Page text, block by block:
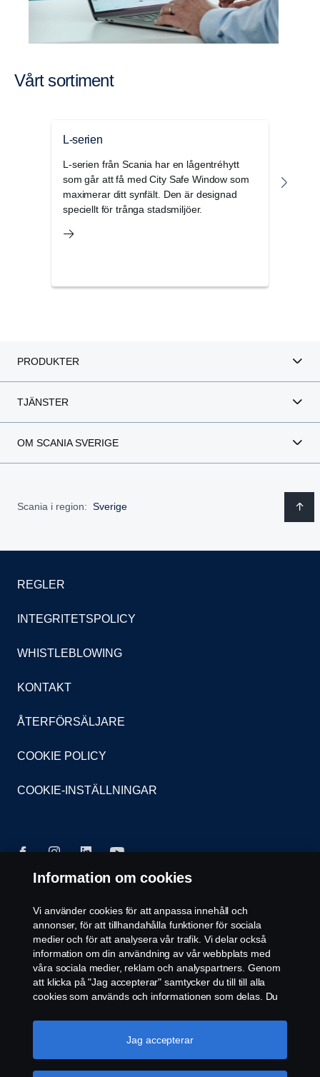
Vårt sorti­ment
L-serien
L-serien från Scania har en lågentréhytt
som går att få med City Safe Window som
maximerar ditt synfält. Den är designad
speciellt för trånga stadsmiljöer.
PRODUKTER
TJÄNSTER
OM SCANIA SVERIGE
Scania i region: Sverige
REGLER
INTEGRITETSPOLICY
WHISTLEBLOWING
KONTAKT
ÅTERFÖRSÄLJARE
COOKIE POLICY
COOKIE-INSTÄLLNINGAR
© Copyright Scania 2026. Scania Sverige AB, Box
900, 127 29 Stockholm, Telefon: 010-706 60 00
Information om cookies
Vi använder cookies för att anpassa innehåll och
annonser, för att tillhandahålla funktioner för sociala
medier och för att analysera vår trafik. Vi delar också
information om din användning av vår webbplats med
våra sociala medier, reklam och analyspartners. Genom
att klicka på "Jag accepterar" samtycker du till till alla
cookies som används och informationen som delas. Du
"Cookie-inställningar" och välja de kategorier du vill
acceptera. För en mer detaljerad förklaring av hur vi
Jag accepterar